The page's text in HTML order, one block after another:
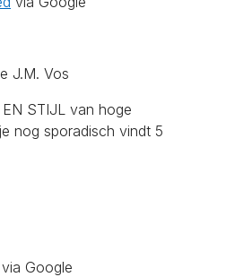
J.M. Vos
EN STIJL van hoge
nog sporadisch vindt 5
via Google